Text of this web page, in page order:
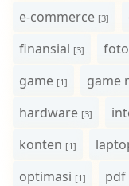
e-commerce [3]
finansial [3] foto
game [1] game
hardware [3]
konten [1]
optimasi [1] pdf